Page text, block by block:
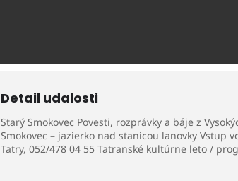
Detail udalosti
Starý Smokovec Povesti, rozprávky a báje z
Smokovec – jazierko nad stanicou lanovky Vstup
Tatry, 052/478 04 55 Tatranské kultúrne leto /